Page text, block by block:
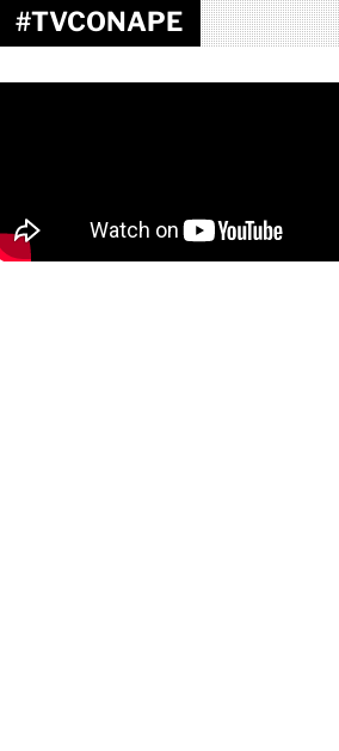
#TVCONAPE